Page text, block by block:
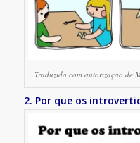
Traduzido com autorização de
2. Por que os